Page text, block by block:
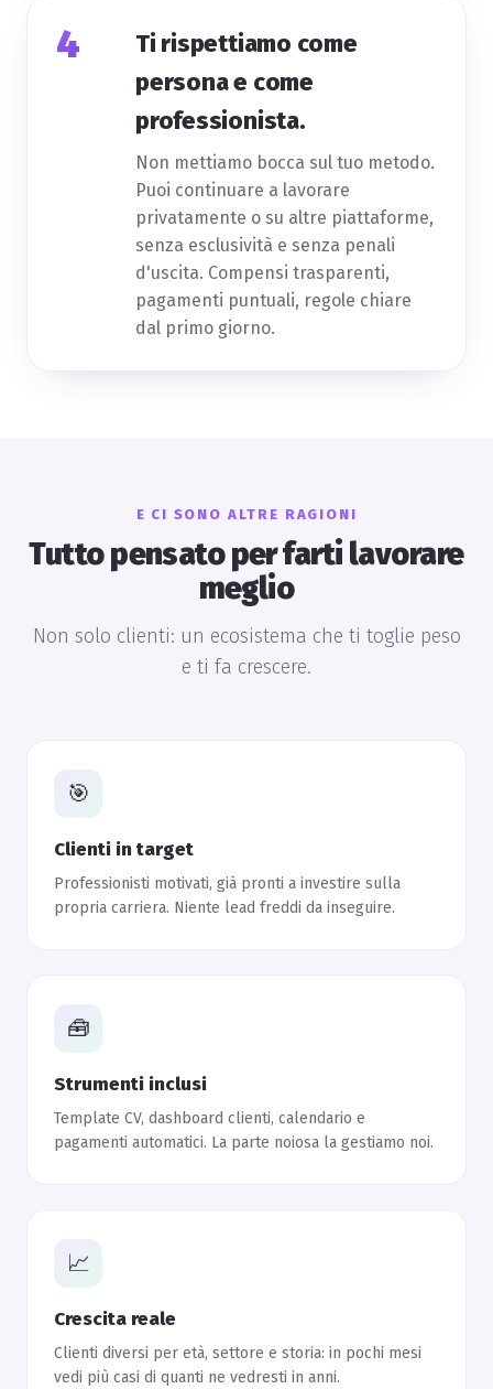
4
Ti rispettiamo come
persona e come
professionista.
Non mettiamo bocca sul tuo metodo.
Puoi continuare a lavorare
privatamente o su altre piattaforme,
senza esclusività e senza penali
d'uscita. Compensi trasparenti,
pagamenti puntuali, regole chiare
dal primo giorno.
E CI SONO ALTRE RAGIONI
Tutto pensato per farti lavorare
meglio
Non solo clienti: un ecosistema che ti toglie peso
e ti fa crescere.
🎯
Clienti in target
Professionisti motivati, già pronti a investire sulla
propria carriera. Niente lead freddi da inseguire.
🧰
Strumenti inclusi
Template CV, dashboard clienti, calendario e
pagamenti automatici. La parte noiosa la gestiamo noi.
📈
Crescita reale
Clienti diversi per età, settore e storia: in pochi mesi
vedi più casi di quanti ne vedresti in anni.